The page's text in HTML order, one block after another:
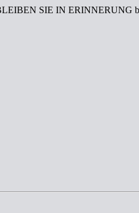
SIE IN ERINNERUNG